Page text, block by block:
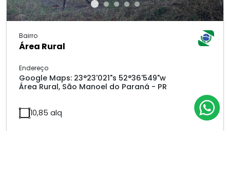
Bairro
Área Rural
Endereço
Google Maps: 23°23'021"s 52°36'549"w
Área Rural, São Manoel do Paraná - PR
10,85 alq